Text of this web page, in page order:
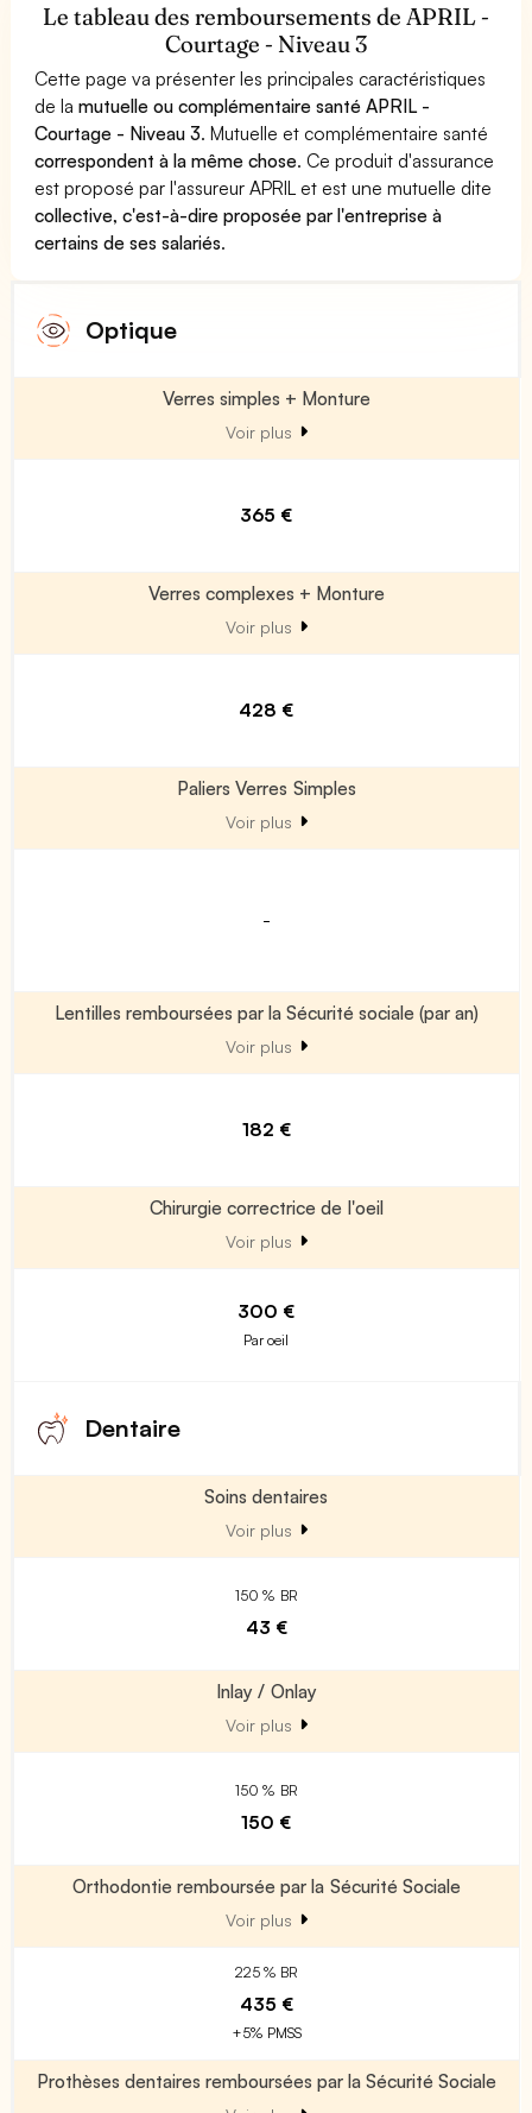
Le tableau des remboursements de APRIL -
Courtage - Niveau 3
Cette page va présenter les principales caractéristiques
de lamutuelle ou complémentaire santé APRIL -
Courtage - Niveau 3. Mutuelle et complémentaire santé
correspondent à la même chose. Ce produit d'assurance
est proposé par l'assureur APRIL et est une mutuelle dite
collective, c'est-à-dire proposée par l'entreprise à
certains de ses salariés.
Optique
Verres simples + Monture
Voir plus
365 €
Verres complexes + Monture
Voir plus
428 €
Paliers Verres Simples
Voir plus
-
Lentilles remboursées par la Sécurité sociale (par an)
Voir plus
182 €
Chirurgie correctrice de l'oeil
Voir plus
300 €
Par oeil
Dentaire
Soins dentaires
Voir plus
150 % BR
43 €
Inlay / Onlay
Voir plus
150 % BR
150 €
Orthodontie remboursée par la Sécurité Sociale
Voir plus
225 % BR
435 €
+5% PMSS
Prothèses dentaires remboursées par la Sécurité Sociale